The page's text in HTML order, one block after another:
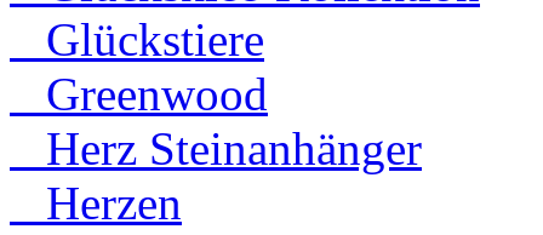
Glückstiere
Greenwood
Herz Steinanhänger
Herzen